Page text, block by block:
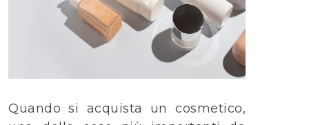
Quando si acquista un cosmetico,